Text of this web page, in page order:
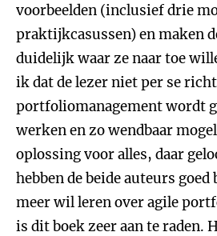
voorbeelden (inclusief drie
praktijkcasussen) en maken
duidelijk waar ze naar toe
ik dat de lezer niet per se
portfoliomanagement wordt
werken en zo wendbaar
oplossing voor alles, daar
hebben de beide auteurs goed
meer wil leren over agile
is dit boek zeer aan te raden.